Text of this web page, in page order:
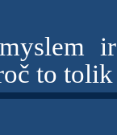
to